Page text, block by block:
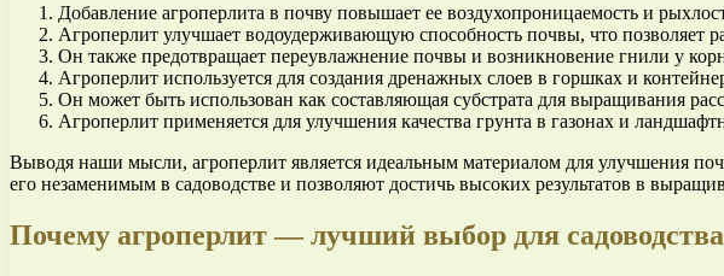
Добавление агроперлита в почву повышает ее воздухопроницаемость и
Агроперлит улучшает водоудерживающую способность почвы, что позволяет
Он также предотвращает переувлажнение почвы и возникновение гнили у
Агроперлит используется для создания дренажных слоев в горшках и
Он может быть использован как составляющая субстрата для выращивания
Агроперлит применяется для улучшения качества грунта в газонах и
Выводя наши мысли, агроперлит является идеальным материалом для улучшения
его незаменимым в садоводстве и позволяют достичь высоких результатов в
Почему агроперлит — лучший выбор для садоводства